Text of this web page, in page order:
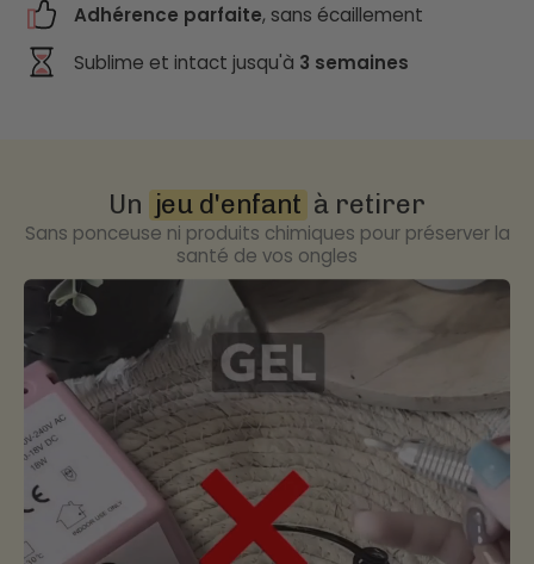
Adhérence parfaite, sans écaillement
Sublime et intact jusqu'à 3 semaines
Un jeu d'enfant à retirer
Sans ponceuse ni produits chimiques pour préserver la
santé de vos ongles